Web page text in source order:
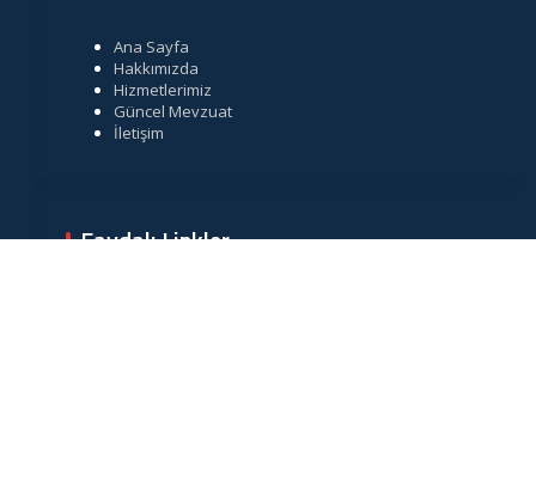
Ana Sayfa
Hakkımızda
Hizmetlerimiz
Güncel Mevzuat
İletişim
Faydalı Linkler